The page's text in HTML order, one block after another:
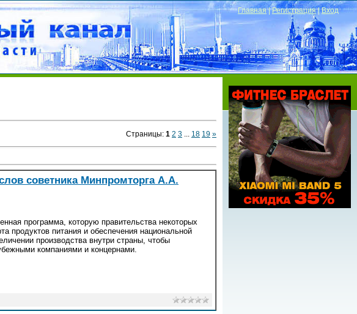
Главная|Регистрация|Вход
Страницы: 1 2 3 18 19 »
советника Минпромторга А.А.
программа, которую правительства некоторых
продуктов питания и обеспечения национальной
производства внутри страны, чтобы
компаниями и концернами.